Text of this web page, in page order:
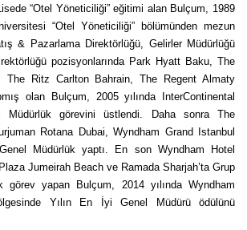
“Otel Yöneticiliği” eğitimi alan Bulçum, 1989
“Otel Yöneticiliği” bölümünden mezun
& Pazarlama Direktörlüğü, Gelirler Müdürlüğü
pozisyonlarında Park Hyatt Baku, The
The Ritz Carlton Bahrain, The Regent Almaty
olan Bulçum, 2005 yılında InterContinental
Müdürlük görevini üstlendi. Daha sonra The
Rotana Dubai, Wyndham Grand Istanbul
Müdürlük yaptı. En son Wyndham Hotel
Jumeirah Beach ve Ramada Sharjah’ta Grup
görev yapan Bulçum, 2014 yılında Wyndham
Yılın En İyi Genel Müdürü ödülünü